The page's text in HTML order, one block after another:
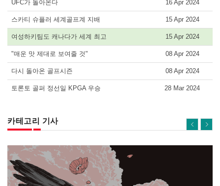
UFC가 돌아온다 16 Apr 2024
스카티 슈플러 세계골프계 지배 15 Apr 2024
여성하키팀도 캐나다가 세계 최고 15 Apr 2024
"매운 맛 제대로 보여줄 것" 08 Apr 2024
다시 돌아온 골프시즌 08 Apr 2024
토론토 골퍼 정선일 KPGA 우승 28 Mar 2024
카테고리 기사